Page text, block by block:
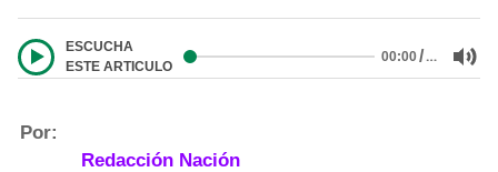
ESCUCHA
ESTE ARTICULO
00:00/…
Por:
Redacción Nación